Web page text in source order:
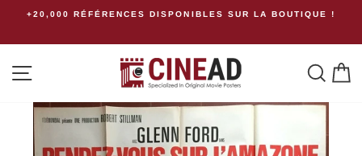
Passer
+20,000 RÉFÉRENCES DISPONIBLES SUR LA BOUTIQUE !